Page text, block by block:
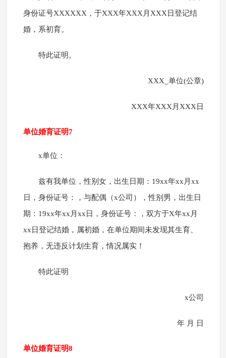
身份证号XXXXXX，于XXX年XXX月XXX日登记结
婚，系初育。
特此证明。
XXX_单位(公章)
XXX年XXX月XXX日
单位婚育证明7
x单位：
兹有我单位，性别女，出生日期：19xx年xx月xx
日，身份证号：，与配偶（x公司），性别男，出生日
期：19xx年xx月xx日，身份证号：，双方于X年xx月
xx日登记结婚，属初婚，在单位期间未发现其生育、
抱养，无违反计划生育，情况属实！
特此证明
x公司
年 月 日
单位婚育证明8